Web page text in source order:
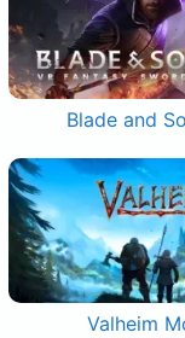
Blade and
Valheim